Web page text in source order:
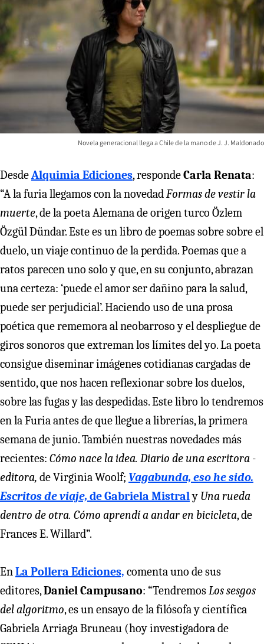
Novela generacional llega a Chile de la mano de J. J. Maldonado
DesdeAlquimia Ediciones, respondeCarla Renata:
“A la furia llegamos con la novedad Formas de vestir la
muerte, de la poeta Alemana de origen turco Özlem
Özgül Dündar. Este es un libro de poemas sobre sobre el
duelo, un viaje continuo de la perdida. Poemas que a
ratos parecen uno solo y que, en su conjunto, abrazan
una certeza: ‘puede el amor ser dañino para la salud,
puede ser perjudicial’. Haciendo uso de una prosa
poética que rememora al neobarroso y el despliegue de
giros sonoros que extreman los límites del yo. La poeta
consigue diseminar imágenes cotidianas cargadas de
sentido, que nos hacen reflexionar sobre los duelos,
sobre las fugas y las despedidas. Este libro lo tendremos
en la Furia antes de que llegue a librerías, la primera
semana de junio. También nuestras novedades más
recientes: Cómo nace la idea. Diario de una escritora -
editora, de Virginia Woolf; Vagabunda, eso he sido.
Escritos de viaje, de Gabriela Mistraly Una rueda
dentro de otra. Cómo aprendí a andar en bicicleta, de
Frances E. Willard”.
En La Pollera Ediciones, comenta uno de sus
editores,Daniel Campusano: “Tendremos Los sesgos
del algoritmo, es un ensayo de la filósofa y científica
Gabriela Arriaga Bruneau (hoy investigadora de